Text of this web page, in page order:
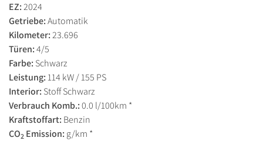
EZ:2024
Getriebe:Automatik
Kilometer:23.696
Türen:4/5
Farbe: Schwarz
Leistung: 114 kW / 155 PS
Interior: Stoff Schwarz
Verbrauch Komb.:0.0 l/100km *
Kraftstoffart: Benzin
CO2 Emission: g/km *